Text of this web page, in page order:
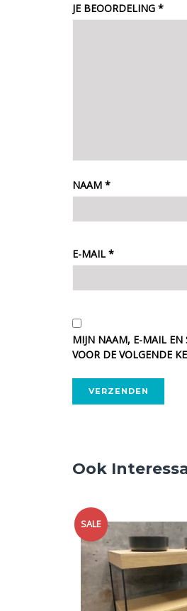
JE BEOORDELING *
NAAM *
E-MAIL *
MIJN NAAM, E-MAIL EN
VOOR DE VOLGENDE
Ook
SALE